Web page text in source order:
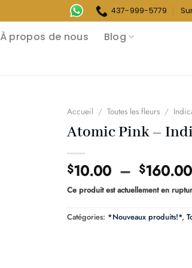
437-999-5779
À propos de nous
Blog
Accueil / Toutes les fleurs /
Atomic Pink –
$10.00 – $160.00
Ce produit est actuellement en
Catégories: *Nouveaux produits!*,